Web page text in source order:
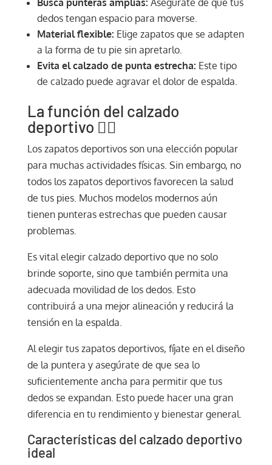
dedos tengan espacio para moverse.
Material flexible: Elige zapatos que se adapten
a la forma de tu pie sin apretarlo.
Evita el calzado de punta estrecha: Este tipo
de calzado puede agravar el dolor de espalda.
La función del calzado
deportivo 🏃‍♂️
Los zapatos deportivos son una elección popular
para muchas actividades físicas. Sin embargo, no
todos los zapatos deportivos favorecen la salud
de tus pies. Muchos modelos modernos aún
tienen punteras estrechas que pueden causar
problemas.
Es vital elegir calzado deportivo que no solo
brinde soporte, sino que también permita una
adecuada movilidad de los dedos. Esto
contribuirá a una mejor alineación y reducirá la
tensión en la espalda.
Al elegir tus zapatos deportivos, fíjate en el diseño
de la puntera y asegúrate de que sea lo
suficientemente ancha para permitir que tus
dedos se expandan. Esto puede hacer una gran
diferencia en tu rendimiento y bienestar general.
Características del calzado deportivo
ideal